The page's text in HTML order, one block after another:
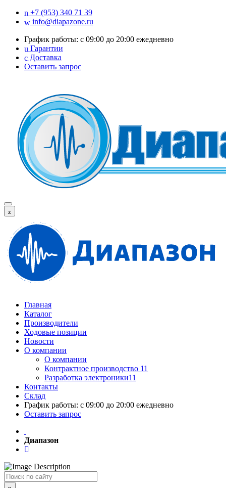
+7 (953) 340 71 39
info@diapazone.ru
График работы: с 09:00 до 20:00 ежедневно
Гарантии
Доставка
Оставить запрос
Главная
Каталог
Производители
Ходовые позиции
Новости
О компании
О компании
Контрактное производство 11
Разработка электроники11
Контакты
Склад
График работы: с 09:00 до 20:00 ежедневно
Оставить запрос
Диапазон
Поиск